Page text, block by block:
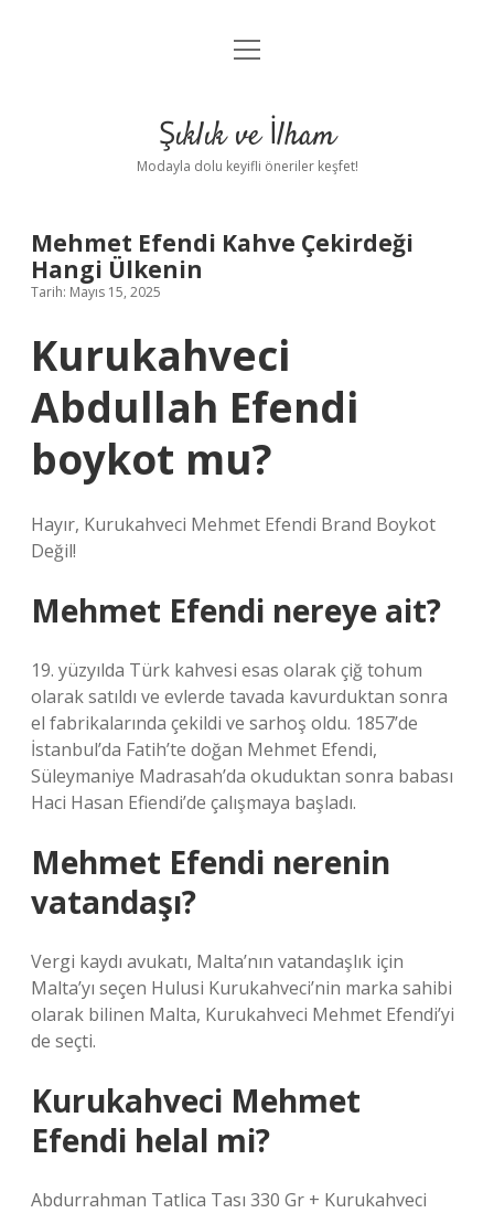
Anasayfa
Yasal Uyarı
menüyü
Şıklık ve İlham
Modayla dolu keyifli öneriler keşfet!
Mehmet Efendi Kahve Çekirdeği
Hangi Ülkenin
Tarih: Mayıs 15, 2025
Kurukahveci
Abdullah Efendi
boykot mu?
Hayır, Kurukahveci Mehmet Efendi Brand Boykot
Değil!
Mehmet Efendi nereye ait?
19. yüzyılda Türk kahvesi esas olarak çiğ tohum
olarak satıldı ve evlerde tavada kavurduktan sonra
el fabrikalarında çekildi ve sarhoş oldu. 1857’de
İstanbul’da Fatih’te doğan Mehmet Efendi,
Süleymaniye Madrasah’da okuduktan sonra babası
Haci Hasan Efiendi’de çalışmaya başladı.
Mehmet Efendi nerenin
vatandaşı?
Vergi kaydı avukatı, Malta’nın vatandaşlık için
Malta’yı seçen Hulusi Kurukahveci’nin marka sahibi
olarak bilinen Malta, Kurukahveci Mehmet Efendi’yi
de seçti.
Kurukahveci Mehmet
Efendi helal mi?
Abdurrahman Tatlica Tası 330 Gr + Kurukahveci